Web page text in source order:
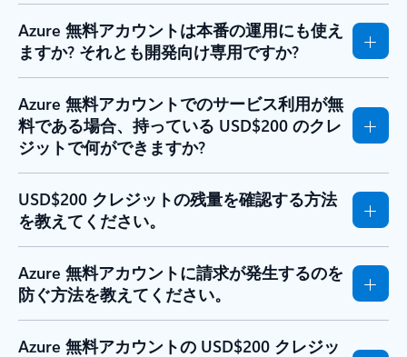
Azure 無料アカウントは本番の運用にも使え
ますか? それとも開発向け専用ですか?
Azure 無料アカウントでのサービス利用が無
料である場合、持っている USD$200 のクレ
ジットで何ができますか?
USD$200 クレジットの残量を確認する方法
を教えてください。
Azure 無料アカウントに請求が発生するのを
防ぐ方法を教えてください。
Azure 無料アカウントの USD$200 クレジッ